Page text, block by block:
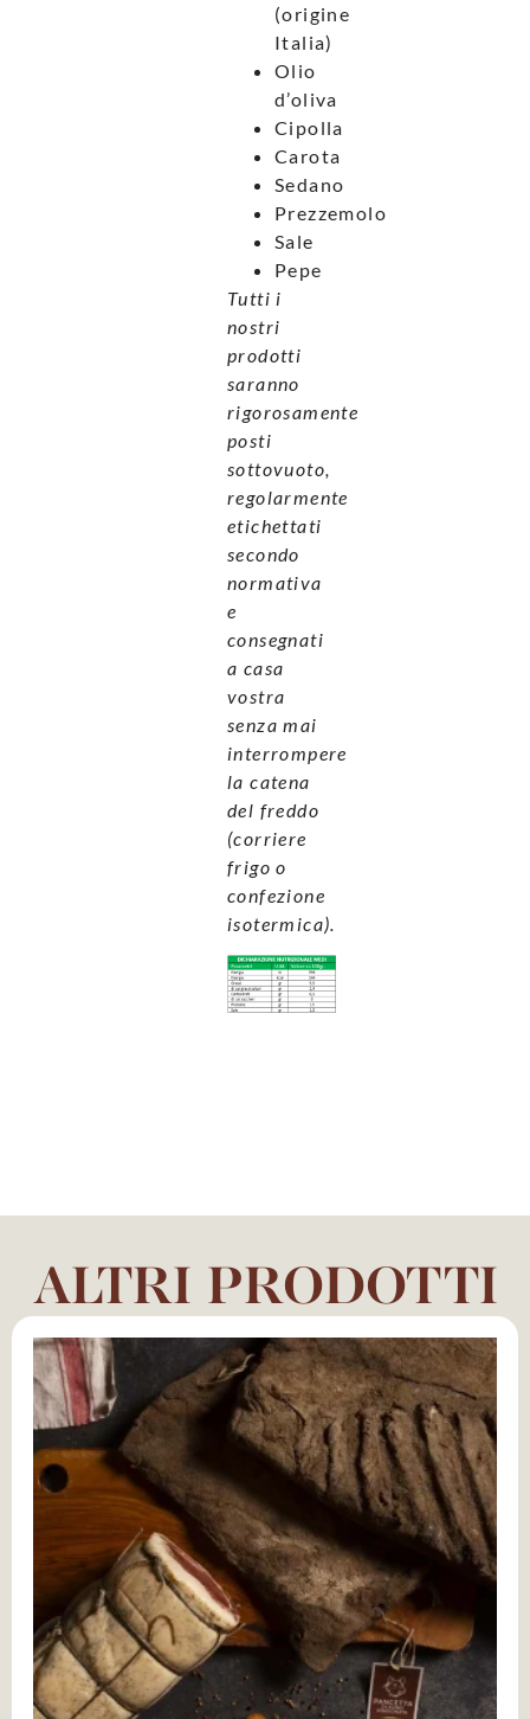
(origine
Italia)
Olio
d’oliva
Cipolla
Carota
Sedano
Prezzemolo
Sale
Pepe
Tutti i
nostri
prodotti
saranno
rigorosamente
posti
sottovuoto,
regolarmente
etichettati
secondo
normativa
e
consegnati
a casa
vostra
senza mai
interrompere
la catena
del freddo
(corriere
frigo o
confezione
isotermica).
ALTRI PRODOTTI